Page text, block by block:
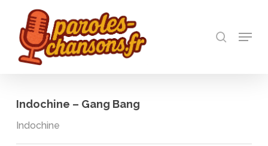
main
content
Menu
Indochine – Gang Bang
Indochine
Close